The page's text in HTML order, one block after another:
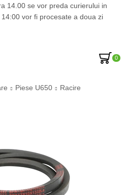
14.00 se vor preda curierului in
vor fi procesate a doua zi
0
Piese U650 Racire